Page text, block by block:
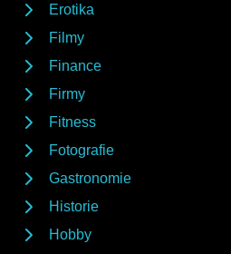
Erotika
Filmy
Finance
Firmy
Fitness
Fotografie
Gastronomie
Historie
Hobby